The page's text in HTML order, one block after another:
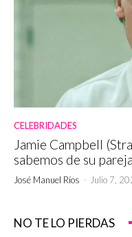
CELEBRIDADES
Jamie Campbell
sabemos de su pareja
José Manuel Ríos - Julio 7,
NO TE LO PIERDAS